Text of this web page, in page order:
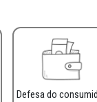
Defesa do